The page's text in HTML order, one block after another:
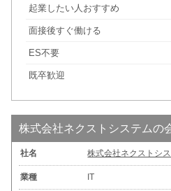
起業したい人おすすめ
面接後すぐ働ける
ES不要
既卒歓迎
株式会社ネクストシステムの
社名 株式会社ネクストシ
業種 IT